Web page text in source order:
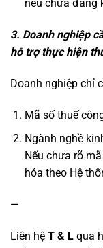
nếu chưa đăng
3. Doanh nghiệp
hỗ trợ thực hiện
Doanh nghiệp chỉ
Mã số thuế
Ngành nghề
Nếu chưa rõ
hóa theo Hệ
—
Liên hệ T & L qua